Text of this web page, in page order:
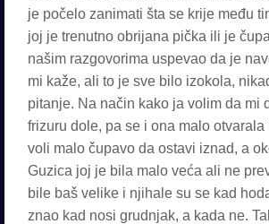
je počelo zanimati šta se krije među
joj je trenutno obrijana pička ili je
našim razgovorima uspevao da je
mi kaže, ali to je sve bilo izokola,
pitanje. Na način kako ja volim da mi
frizuru dole, pa se i ona malo otvarala
voli malo čupavo da ostavi iznad, a
Guzica joj je bila malo veća ali ne
bile baš velike i njihale su se kad
znao kad nosi grudnjak, a kada ne.